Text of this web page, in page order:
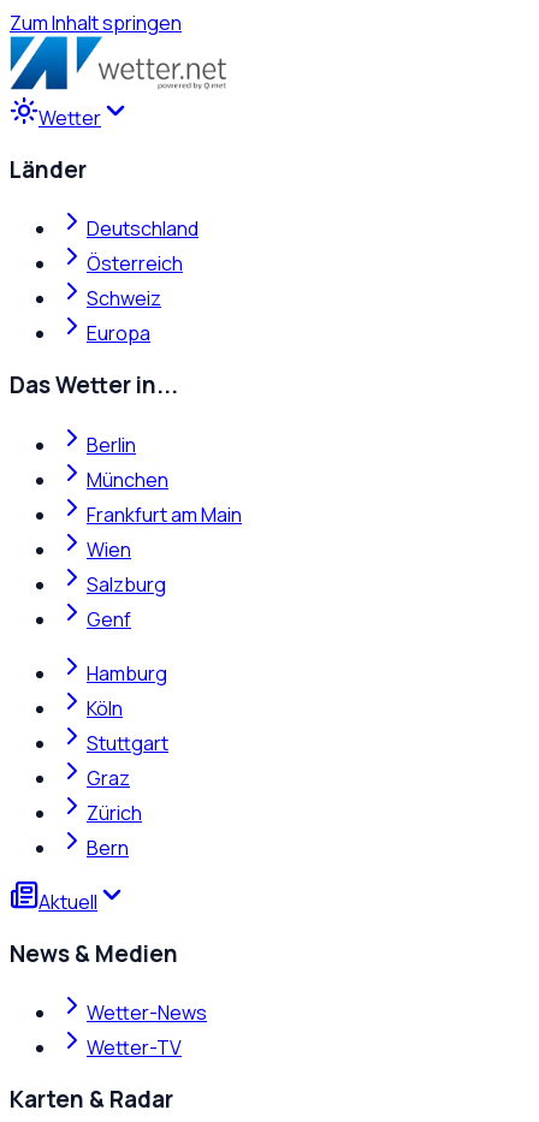
Zum Inhalt springen
Wetter
Länder
Deutschland
Österreich
Schweiz
Europa
Das Wetter in...
Berlin
München
Frankfurt am Main
Wien
Salzburg
Genf
Hamburg
Köln
Stuttgart
Graz
Zürich
Bern
Aktuell
News & Medien
Wetter-News
Wetter-TV
Karten & Radar